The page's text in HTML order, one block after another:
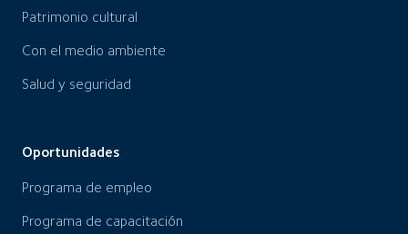
Patrimonio cultural
Con el medio ambiente
Salud y seguridad
Oportunidades
Programa de empleo
Programa de capacitación